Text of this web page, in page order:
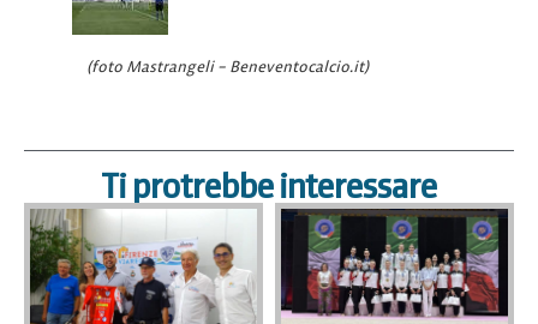
(foto Mastrangeli – Beneventocalcio.it)
Ti protrebbe interessare